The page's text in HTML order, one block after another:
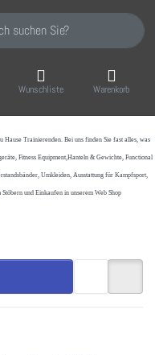
Suchbegriff ein. Während
Wunschliste Warenkorb
Trainierenden. Bei uns finden Sie fast alles, was
Fitness Equipment,Hanteln & Gewichte, Functional
Umkleiden, Ausstattung für Kampfsport,
und Einkaufen in unserem Web Shop
diesem Produkt liegen noch